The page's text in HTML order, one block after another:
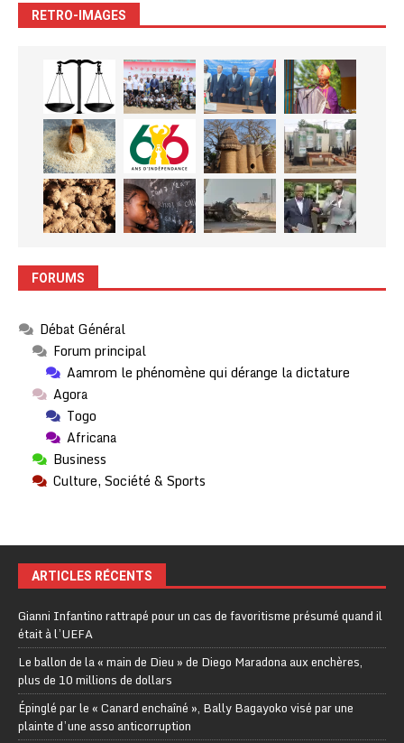
RETRO-IMAGES
FORUMS
Débat Général
Forum principal
Aamrom le phénomène qui dérange la dictature
Agora
Togo
Africana
Business
Culture, Société & Sports
ARTICLES RÉCENTS
Gianni Infantino rattrapé pour un cas de favoritisme présumé quand il
était à l’UEFA
Le ballon de la « main de Dieu » de Diego Maradona aux enchères,
plus de 10 millions de dollars
Épinglé par le « Canard enchaîné », Bally Bagayoko visé par une
plainte d’une asso anticorruption